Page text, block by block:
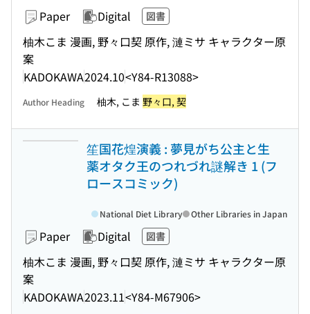
Paper Digital 図書
柚木こま 漫画, 野々口契 原作, 漣ミサ キャラクター原
案
KADOKAWA2024.10<Y84-R13088>
Author Heading 柚木, こま 野々口, 契
笙国花煌演義 : 夢見がち公主と生
薬オタク王のつれづれ謎解き 1 (フ
ロースコミック)
Paper Digital 図書
柚木こま 漫画, 野々口契 原作, 漣ミサ キャラクター原
案
KADOKAWA2023.11<Y84-M67906>
National Diet Library Other Libraries in Japan